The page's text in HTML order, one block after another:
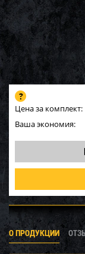
Цена за комплект:
Ваша экономия:
О ПРОДУКЦИИ